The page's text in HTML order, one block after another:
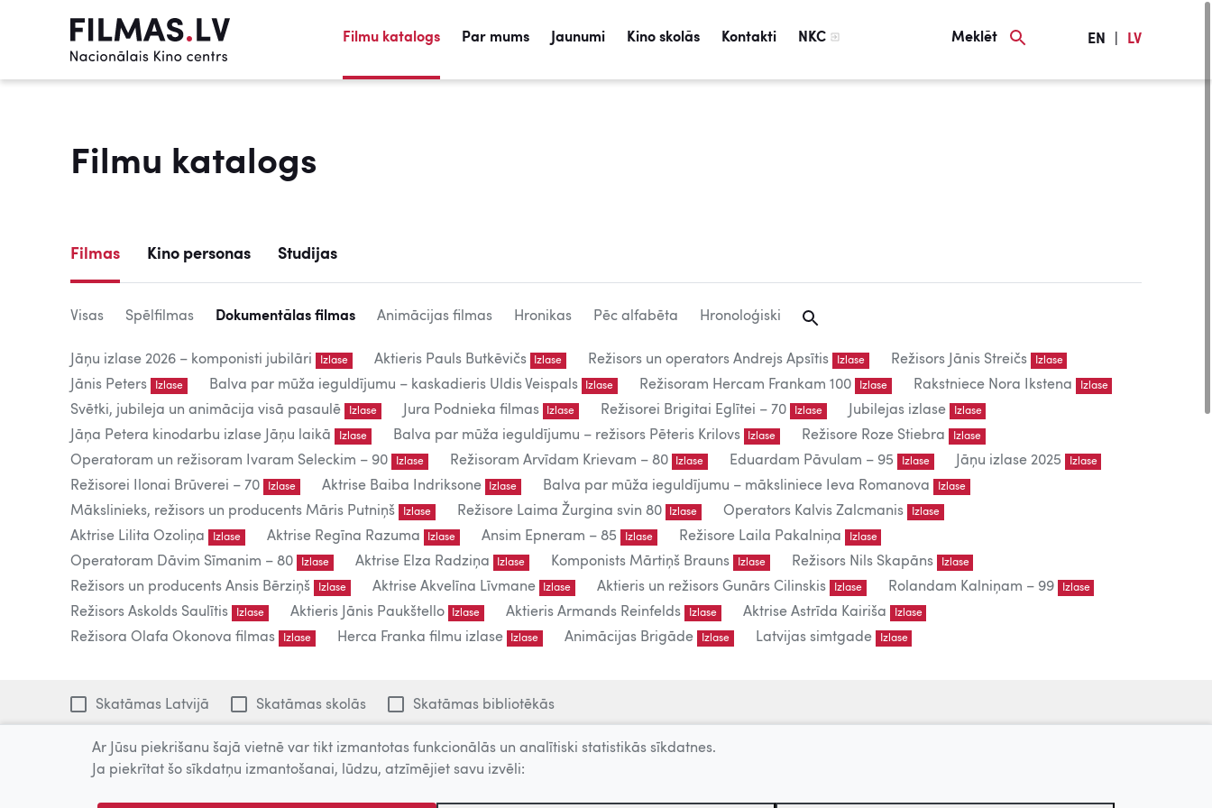
Filmu katalogs Par mums Jaunumi Kino skolās Kontakti NKC Meklēt EN LV
Filmu katalogs
Filmas Kino personas Studijas
Visas Spēlfilmas Dokumentālas filmas Animācijas filmas Hronikas Pēc alfabēta Hronoloģiski
Jāņu izlase 2026 – komponisti jubilāri Izlase Aktieris Pauls Butkēvičs Izlase Režisors un operators Andrejs Apsītis Izlase Režisors Jānis Streičs Izlase
Jānis Peters Izlase Balva par mūža ieguldījumu – kaskadieris Uldis Veispals Izlase Režisoram Hercam Frankam 100 Izlase Rakstniece Nora Ikstena Izlase
Svētki, jubileja un animācija visā pasaulē Izlase Jura Podnieka filmas Izlase Režisorei Brigitai Eglītei – 70 Izlase Jubilejas izlase Izlase
Jāņa Petera kinodarbu izlase Jāņu laikā Izlase Balva par mūža ieguldījumu – režisors Pēteris Krilovs Izlase Režisore Roze Stiebra Izlase
Operatoram un režisoram Ivaram Seleckim – 90 Izlase Režisoram Arvīdam Krievam – 80 Izlase Eduardam Pāvulam – 95 Izlase Jāņu izlase 2025 Izlase
Režisorei Ilonai Brūverei – 70 Izlase Aktrise Baiba Indriksone Izlase Balva par mūža ieguldījumu – māksliniece Ieva Romanova Izlase
Mākslinieks, režisors un producents Māris Putniņš Izlase Režisore Laima Žurgina svin 80 Izlase Operators Kalvis Zalcmanis Izlase
Aktrise Lilita Ozoliņa Izlase Aktrise Regīna Razuma Izlase Ansim Epneram – 85 Izlase Režisore Laila Pakalniņa Izlase
Operatoram Dāvim Sīmanim – 80 Izlase Aktrise Elza Radziņa Izlase Komponists Mārtiņš Brauns Izlase Režisors Nils Skapāns Izlase
Režisors un producents Ansis Bērziņš Izlase Aktrise Akvelīna Līvmane Izlase Aktieris un režisors Gunārs Cilinskis Izlase Rolandam Kalniņam – 99 Izlase
Režisors Askolds Saulītis Izlase Aktieris Jānis Paukštello Izlase Aktieris Armands Reinfelds Izlase Aktrise Astrīda Kairiša Izlase
Režisora Olafa Okonova filmas Izlase Herca Franka filmu izlase Izlase Animācijas Brigāde Izlase Latvijas simtgade Izlase
Skatāmas Latvijā Skatāmas skolās Skatāmas bibliotēkās
1213 filmas
Tiešsaistē publicētās filmas paredzētas tikai individuālai lietošanai.
Ar Jūsu piekrišanu šajā vietnē var tikt izmantotas funkcionālās un analītiski statistikās sīkdatnes.
Ja piekrītat šo sīkdatņu izmantošanai, lūdzu, atzīmējiet savu izvēli: